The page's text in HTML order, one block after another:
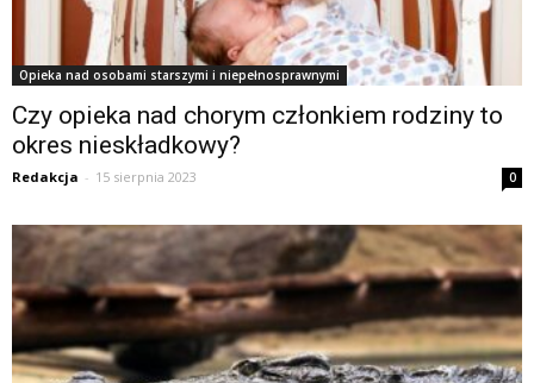
Opieka nad osobami starszymi i niepełnosprawnymi
Czy opieka nad chorym członkiem rodziny to
okres nieskładkowy?
Redakcja - 15 sierpnia 2023 0